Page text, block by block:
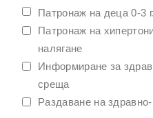
Патронаж на деца 0-3 г.
Патронаж на
налягане
Информиране за
среща
Раздаване на